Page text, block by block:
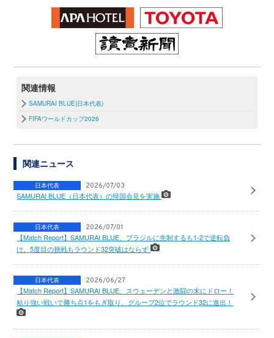
関連情報
SAMURAI BLUE(日本代表)
FIFAワールドカップ2026
関連ニュース
日本代表 2026/07/03
SAMURAI BLUE（日本代表）の帰国会見を実施
日本代表 2026/07/01
【Match Report】SAMURAI BLUE、ブラジルに先制するも1-2で逆転負
け。5度目の挑戦もラウンド32突破はならず
日本代表 2026/06/27
【Match Report】SAMURAI BLUE、スウェーデンと激闘の末にドロー！
粘り強い戦いで勝ち点1をもぎ取り、グループ2位でラウンド32に進出！